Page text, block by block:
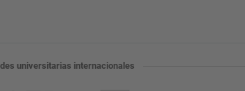
universitarias internacionales